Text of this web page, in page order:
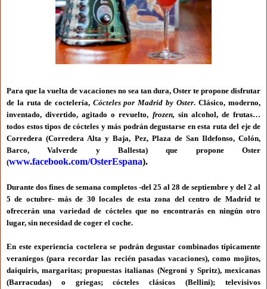
Para que la vuelta de vacaciones no sea tan dura, Oster te propone disfrutar
de la ruta de coctelería, Cócteles por Madrid by Oster. Clásico, moderno,
inventado, divertido, agitado o revuelto, frozen,sin alcohol, de frutas…
todos estos tipos de cócteles y más podrán degustarse en esta ruta del eje de
Corredera (Corredera Alta y Baja, Pez, Plaza de San Ildefonso, Colón,
Barco, Valverde y Ballesta) que propone Oster
(www.facebook.com/OsterEspana).
Durante dos fines de semana completos -del 25 al 28 de septiembre y del 2 al
5 de octubre- más de 30 locales de esta zona del centro de Madrid te
ofrecerán una variedad de cócteles que no encontrarás en ningún otro
lugar, sin necesidad de coger el coche.
En este experiencia coctelera se podrán degustar combinados típicamente
veraniegos (para recordar las recién pasadas vacaciones), como mojitos,
daiquiris, margaritas; propuestas italianas (Negroni y Spritz), mexicanas
(Barracudas) o griegas; cócteles clásicos (Bellini); televisivos